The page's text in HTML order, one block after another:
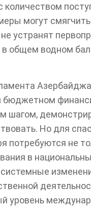
количеством
могут
устранят
в общем водном
бюджетном
шагом,
Но для
потребуются не
в
уровень